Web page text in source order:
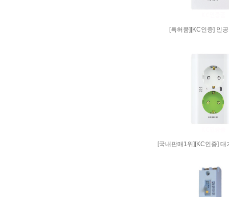
[특허품][KC인증] 인
[국내판매1위][KC인증] 대